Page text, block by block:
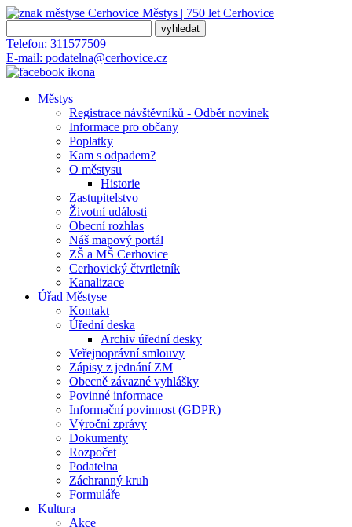
Městys | 750 let Cerhovice
Telefon: 311577509
E-mail: podatelna@cerhovice.cz
Městys
Registrace návštěvníků - Odběr novinek
Informace pro občany
Poplatky
Kam s odpadem?
O městysu
Historie
Zastupitelstvo
Životní události
Obecní rozhlas
Náš mapový portál
ZŠ a MŠ Cerhovice
Cerhovický čtvrtletník
Kanalizace
Úřad Městyse
Kontakt
Úřední deska
Archiv úřední desky
Veřejnoprávní smlouvy
Zápisy z jednání ZM
Obecně závazné vyhlášky
Povinné informace
Informační povinnost (GDPR)
Výroční zprávy
Dokumenty
Rozpočet
Podatelna
Záchranný kruh
Formuláře
Kultura
Akce